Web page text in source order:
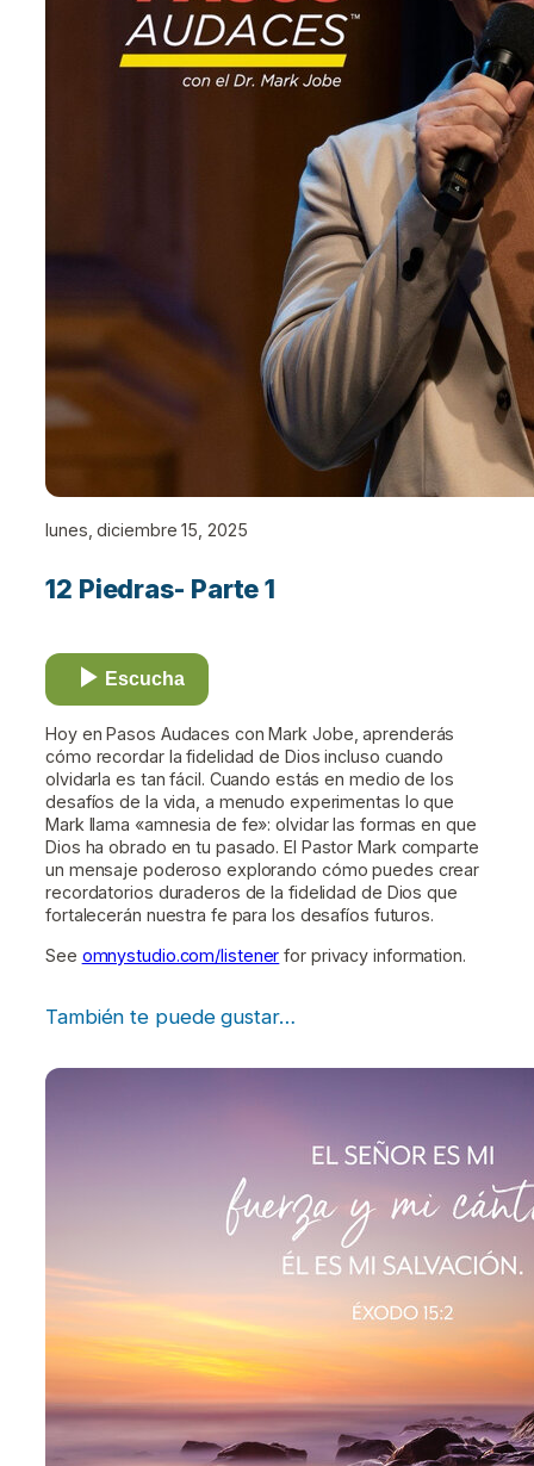
lunes, diciembre 15, 2025
12 Piedras- Parte 1
Escucha
Hoy en Pasos Audaces con Mark Jobe, aprenderás
cómo recordar la fidelidad de Dios incluso cuando
olvidarla es tan fácil. Cuando estás en medio de los
desafíos de la vida, a menudo experimentas lo que
Mark llama «amnesia de fe»: olvidar las formas en que
Dios ha obrado en tu pasado. El Pastor Mark comparte
un mensaje poderoso explorando cómo puedes crear
recordatorios duraderos de la fidelidad de Dios que
fortalecerán nuestra fe para los desafíos futuros.
See omnystudio.com/listener for privacy information.
También te puede gustar…